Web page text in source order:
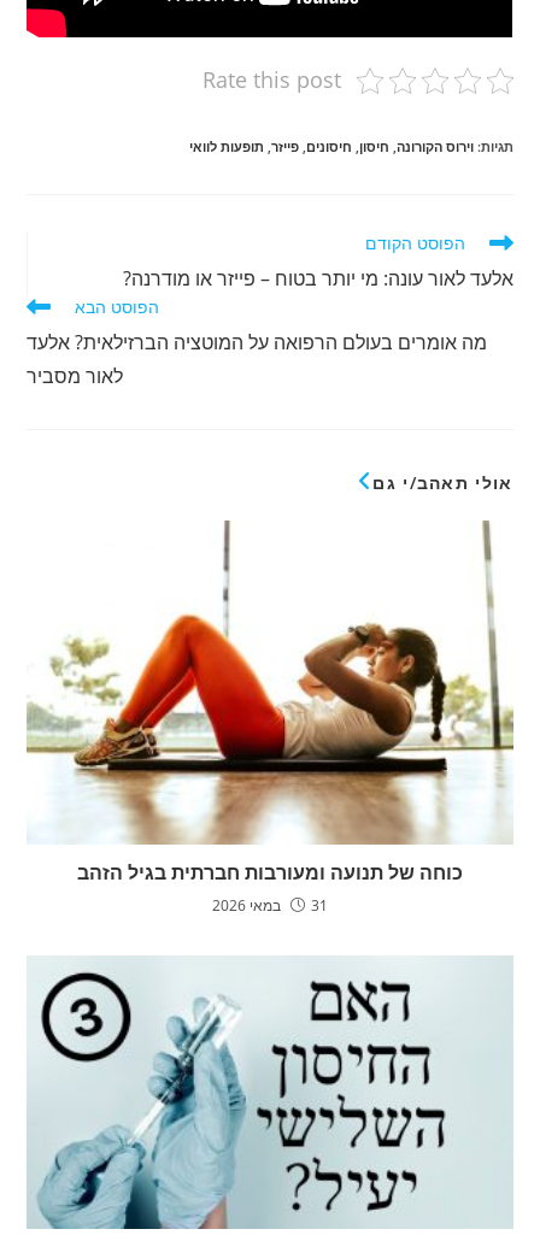
Rate this post
תגיות:וירוס הקורונה, חיסון, חיסונים, פייזר, תופעות לוואי
לקרוא
מאמרים
נוספים
הפוסט הקודם
אלעד לאור עונה: מי יותר בטוח – פייזר או מודרנה?
הפוסט הבא
מה אומרים בעולם הרפואה על המוטציה הברזילאית? אלעד
לאור מסביר
אולי תאהב/י גם
כוחה של תנועה ומעורבות חברתית בגיל הזהב
31 במאי 2026